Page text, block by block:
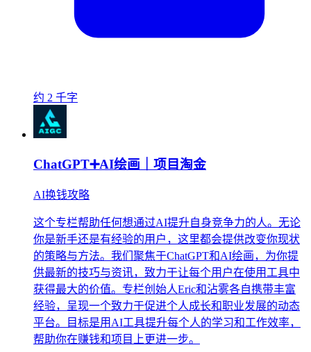
约 2 千字
ChatGPT➕AI绘画｜项目淘金
AI换钱攻略
这个专栏帮助任何想通过AI提升自身竞争力的人。无论
你是新手还是有经验的用户，这里都会提供改变你现状
的策略与方法。我们聚焦于ChatGPT和AI绘画，为你提
供最新的技巧与资讯，致力于让每个用户在使用工具中
获得最大的价值。专栏创始人Eric和沾雾各自携带丰富
经验，呈现一个致力于促进个人成长和职业发展的动态
平台。目标是用AI工具提升每个人的学习和工作效率，
帮助你在赚钱和项目上更进一步。